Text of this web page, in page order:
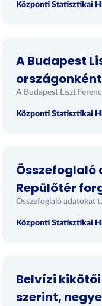
Központi Statisztikai
A Budapest
A Budapest Liszt
Központi Statisztikai
Összefoglaló
Repülőtér
Összefoglaló adatokat
Központi Statisztikai
Belvízi
szerint,